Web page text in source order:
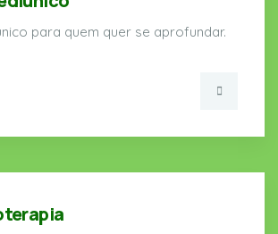
para quem quer se aprofundar.